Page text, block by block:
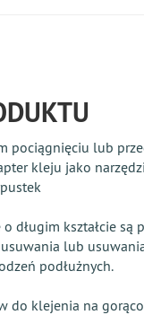
pociągnięciu lub
kleju jako
długim kształcie są
lub
podłużnych.
do klejenia na